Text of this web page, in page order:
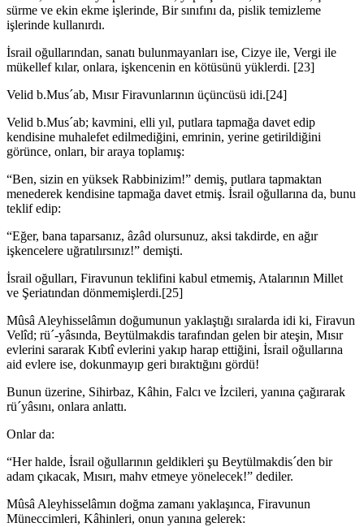
sürme ve ekin ekme işlerinde, Bir sınıfını da, pislik temizleme
işlerinde kullanırdı.
İsrail oğullarından, sanatı bulunmayanları ise, Cizye ile, Vergi ile
mükellef kı­lar, onlara, işkencenin en kötüsünü yüklerdi. [23]
Velid b.Mus´ab, Mısır Firavunlarının üçüncüsü idi.[24]
Velid b.Mus´ab; kavmini, elli yıl, putlara tapmağa davet edip
kendisine muha­lefet edilmediğini, emrinin, yerine getirildiğini
görünce, onları, bir araya toplamış:
“Ben, sizin en yüksek Rabbinizim!” demiş, putlara tapmaktan
menederek ken­disine tapmağa davet etmiş. İsrail oğullarına da, bunu
teklif edip:
“Eğer, bana taparsanız, âzâd olursunuz, aksi takdirde, en ağır
işkencelere uğ­ratılırsınız!” demişti.
İsrail oğulları, Firavunun teklifini kabul etmemiş, Atalarının Millet
ve Şeriatın­dan dönmemişlerdi.[25]
Mûsâ Aleyhisselâmın doğumunun yaklaştığı sıralarda idi ki, Firavun
Velîd; rü´-yâsında, Beytülmakdis tarafından gelen bir ateşin, Mısır
evlerini sararak Kıbtî ev­lerini yakıp harap ettiğini, İsrail oğullarına
aid evlere ise, dokunmayıp geri bıraktı­ğını gördü!
Bunun üzerine, Sihirbaz, Kâhin, Falcı ve İzcileri, yanına çağırarak
rü´yâsını, onlara anlattı.
Onlar da:
“Her halde, İsrail oğullarının geldikleri şu Beytülmakdis´den bir
adam çıkacak, Mısırı, mahv etmeye yönelecek!” dediler.
Mûsâ Aleyhisselâmın doğma zamanı yaklaşınca, Firavunun
Müneccimleri, Kâ­hinleri, onun yanına gelerek: